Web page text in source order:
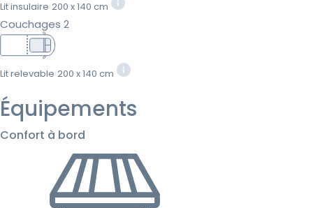
Lit insulaire 200 x 140 cm
Couchages 2
Lit relevable 200 x 140 cm
Équipements
Confort à bord